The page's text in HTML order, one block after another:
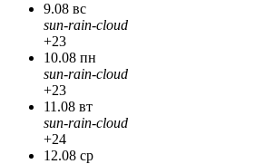
9.08 вс
sun-rain-cloud
+23
10.08 пн
sun-rain-cloud
+23
11.08 вт
sun-rain-cloud
+24
12.08 ср